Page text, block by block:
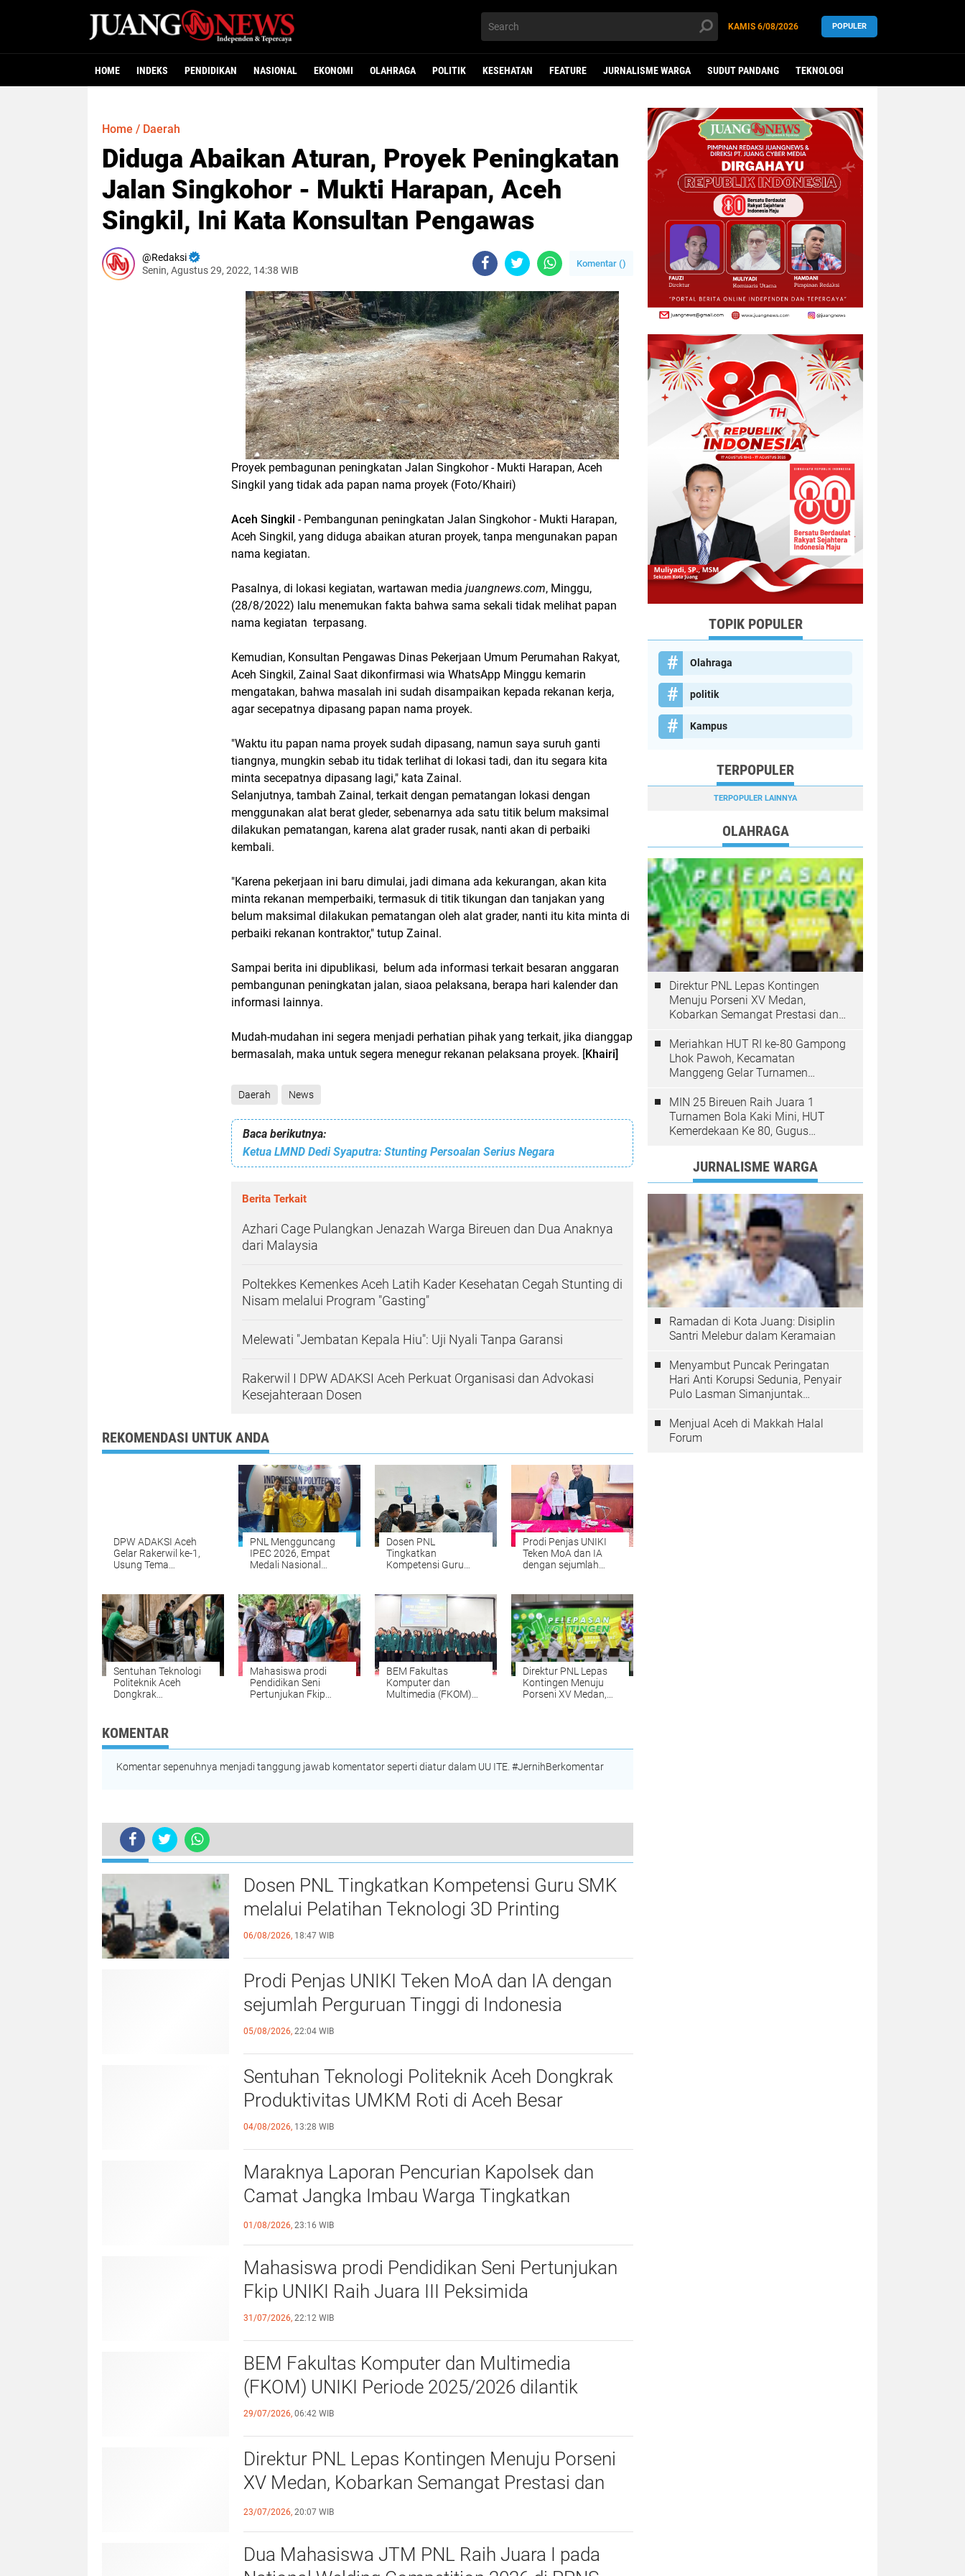
KAMIS 6/08/2026 POPULER
HOME INDEKS PENDIDIKAN NASIONAL EKONOMI OLAHRAGA POLITIK KESEHATAN FEATURE JURNALISME WARGA SUDUT PANDANG TEKNOLOGI
Home / Daerah
Diduga Abaikan Aturan, Proyek Peningkatan
Jalan Singkohor - Mukti Harapan, Aceh
Singkil, Ini Kata Konsultan Pengawas
Redaksi
Senin, Agustus 29, 2022, 14:38 WIB
Komentar ()
Proyek pembagunan peningkatan Jalan Singkohor - Mukti Harapan, Aceh
Singkil yang tidak ada papan nama proyek (Foto/Khairi)
Aceh Singkil - Pembangunan peningkatan Jalan Singkohor - Mukti Harapan,
Aceh Singkil, yang diduga abaikan aturan proyek, tanpa mengunakan papan
nama kegiatan.
Pasalnya, di lokasi kegiatan, wartawan media juangnews.com, Minggu,
(28/8/2022) lalu menemukan fakta bahwa sama sekali tidak melihat papan
nama kegiatan terpasang.
Kemudian, Konsultan Pengawas Dinas Pekerjaan Umum Perumahan Rakyat,
Aceh Singkil, Zainal Saat dikonfirmasi wia WhatsApp Minggu kemarin
mengatakan, bahwa masalah ini sudah disampaikan kepada rekanan kerja,
agar secepatnya dipasang papan nama proyek.
"Waktu itu papan nama proyek sudah dipasang, namun saya suruh ganti
tiangnya, mungkin sebab itu tidak terlihat di lokasi tadi, dan itu segara kita
minta secepatnya dipasang lagi," kata Zainal.
Selanjutnya, tambah Zainal, terkait dengan pematangan lokasi dengan
menggunakan alat berat gleder, sebenarnya ada satu titik belum maksimal
dilakukan pematangan, karena alat grader rusak, nanti akan di perbaiki
kembali.
"Karena pekerjaan ini baru dimulai, jadi dimana ada kekurangan, akan kita
minta rekanan memperbaiki, termasuk di titik tikungan dan tanjakan yang
belum maksimal dilakukan pematangan oleh alat grader, nanti itu kita minta di
perbaiki rekanan kontraktor," tutup Zainal.
Sampai berita ini dipublikasi, belum ada informasi terkait besaran anggaran
pembangunan peningkatan jalan, siaoa pelaksana, berapa hari kalender dan
informasi lainnya.
Mudah-mudahan ini segera menjadi perhatian pihak yang terkait, jika dianggap
bermasalah, maka untuk segera menegur rekanan pelaksana proyek. [Khairi]
Daerah News
Baca berikutnya:
Ketua LMND Dedi Syaputra: Stunting Persoalan Serius Negara
Berita Terkait
Azhari Cage Pulangkan Jenazah Warga Bireuen dan Dua Anaknya
dari Malaysia
Poltekkes Kemenkes Aceh Latih Kader Kesehatan Cegah Stunting di
Nisam melalui Program "Gasting"
Melewati "Jembatan Kepala Hiu": Uji Nyali Tanpa Garansi
Rakerwil I DPW ADAKSI Aceh Perkuat Organisasi dan Advokasi
Kesejahteraan Dosen
REKOMENDASI UNTUK ANDA
DPW ADAKSI Aceh
Gelar Rakerwil ke-1,
Usung Tema
Organisasi
PNL Mengguncang
IPEC 2026, Empat
Medali Nasional
Dosen PNL
Tingkatkan
Kompetensi Guru
Prodi Penjas UNIKI
Teken MoA dan IA
dengan sejumlah
Sentuhan Teknologi
Politeknik Aceh
Dongkrak
Mahasiswa prodi
Pendidikan Seni
Pertunjukan Fkip
BEM Fakultas
Komputer dan
Multimedia (FKOM)
Direktur PNL Lepas
Kontingen Menuju
Porseni XV Medan,
KOMENTAR
Komentar sepenuhnya menjadi tanggung jawab komentator seperti diatur dalam UU ITE. #JernihBerkomentar
Diduga Abaikan Aturan, Proyek Peningkatan Jalan Singkohor - Mukti Harapan, Aceh Singkil, Ini Kata Konsultan Pengawas
TERKINI
Dosen PNL Tingkatkan Kompetensi Guru SMK
melalui Pelatihan Teknologi 3D Printing
06/08/2026, 18:47 WIB
Prodi Penjas UNIKI Teken MoA dan IA dengan
sejumlah Perguruan Tinggi di Indonesia
05/08/2026, 22:04 WIB
Sentuhan Teknologi Politeknik Aceh Dongkrak
Produktivitas UMKM Roti di Aceh Besar
04/08/2026, 13:28 WIB
Maraknya Laporan Pencurian Kapolsek dan
Camat Jangka Imbau Warga Tingkatkan
Kewaspadaan
01/08/2026, 23:16 WIB
Mahasiswa prodi Pendidikan Seni Pertunjukan
Fkip UNIKI Raih Juara III Peksimida
31/07/2026, 22:12 WIB
BEM Fakultas Komputer dan Multimedia
(FKOM) UNIKI Periode 2025/2026 dilantik
29/07/2026, 06:42 WIB
Direktur PNL Lepas Kontingen Menuju Porseni
XV Medan, Kobarkan Semangat Prestasi dan
Sportivitas
23/07/2026, 20:07 WIB
Dua Mahasiswa JTM PNL Raih Juara I pada
TOPIK POPULER
Olahraga
politik
Kampus
TERPOPULER
TERPOPULER LAINNYA
OLAHRAGA
Direktur PNL Lepas Kontingen
Menuju Porseni XV Medan,
Kobarkan Semangat Prestasi dan
Meriahkan HUT RI ke-80 Gampong
Lhok Pawoh, Kecamatan
Manggeng Gelar Turnamen
MIN 25 Bireuen Raih Juara 1
Turnamen Bola Kaki Mini, HUT
Kemerdekaan Ke 80, Gugus
JURNALISME WARGA
Ramadan di Kota Juang: Disiplin
Santri Melebur dalam Keramaian
Menyambut Puncak Peringatan
Hari Anti Korupsi Sedunia, Penyair
Pulo Lasman Simanjuntak
Korupsi di Indonesia
Menjual Aceh di Makkah Halal
Forum